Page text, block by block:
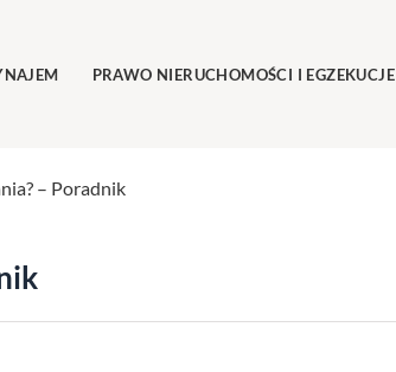
PRAWO NIERUCHOMOŚCI I EGZEKUCJE
– Poradnik